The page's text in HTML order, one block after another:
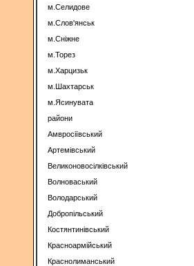
м.Селидове
м.Слов'янськ
м.Сніжне
м.Торез
м.Харцизьк
м.Шахтарськ
м.Ясинувата
райони
Амвросіївський
Артемівський
Великоновосілківський
Волноваський
Володарський
Добропільський
Костянтинівський
Красноармійський
Краснолиманський